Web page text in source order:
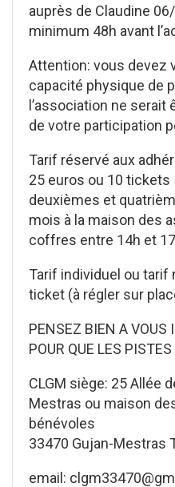
auprès de Claudine
minimum 48h avant
Attention: vous devez
capacité physique de
l’association ne serait
de votre participation
Tarif réservé aux
25 euros ou 10 tickets
deuxièmes et
mois à la maison des
coffres entre 14h et
Tarif individuel ou tarif
ticket (à régler sur
PENSEZ BIEN A VOUS
POUR QUE LES
CLGM siège: 25 Allée
Mestras ou maison
bénévoles
33470 Gujan-Mestras
email: